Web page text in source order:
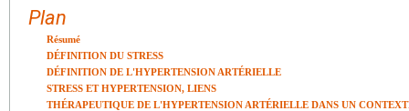
Plan
Résumé
DÉFINITION DU STRESS
DÉFINITION DE L'HYPERTENSION ARTÉRIELLE
STRESS ET HYPERTENSION, LIENS
THÉRAPEUTIQUE DE L'HYPERTENSION ARTÉRIELLE DANS UN